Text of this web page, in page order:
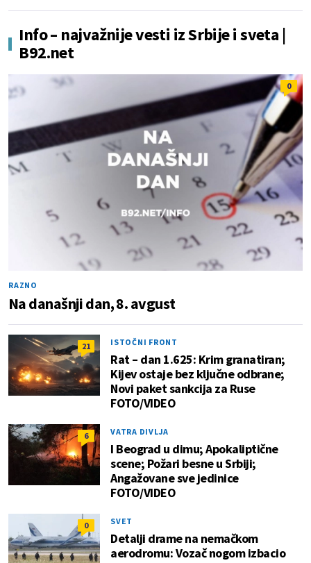
Info – najvažnije vesti iz Srbije i sveta |
B92.net
0
RAZNO
Na današnji dan, 8. avgust
21 ISTOČNI FRONT
Rat – dan 1.625: Krim granatiran;
Kijev ostaje bez ključne odbrane;
Novi paket sankcija za Ruse
FOTO/VIDEO
6 VATRA DIVLJA
I Beograd u dimu; Apokaliptične
scene; Požari besne u Srbiji;
Angažovane sve jedinice
FOTO/VIDEO
0 SVET
Detalji drame na nemačkom
aerodromu: Vozač nogom izbacio